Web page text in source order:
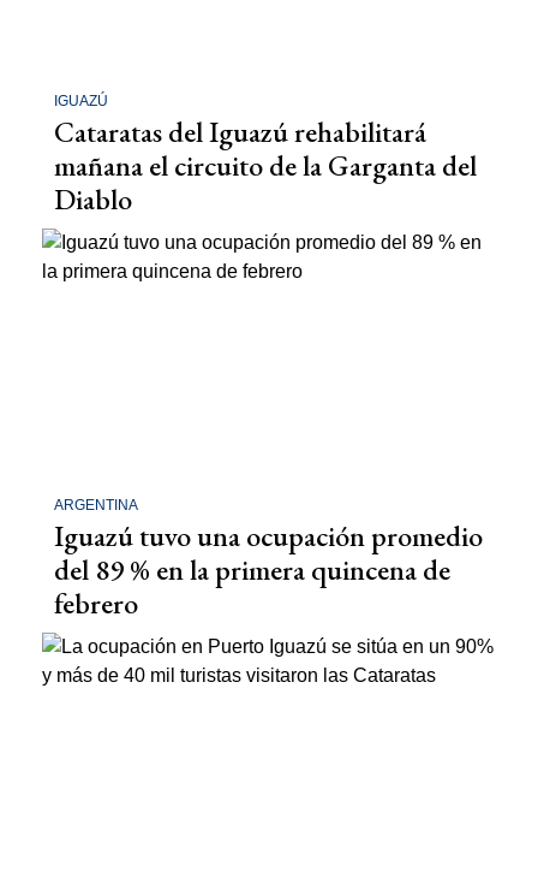
IGUAZÚ
Cataratas del Iguazú rehabilitará
mañana el circuito de la Garganta del
Diablo
ARGENTINA
Iguazú tuvo una ocupación promedio
del 89 % en la primera quincena de
febrero